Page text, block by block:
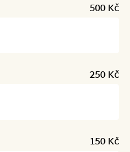
500 Kč
250 Kč
150 Kč